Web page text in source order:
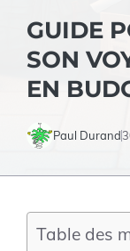
GUIDE
SON
EN
Paul Durand
Table des